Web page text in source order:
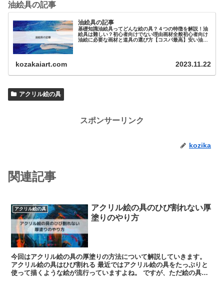
油絵具の記事
油絵具の記事
基礎知識油絵具ってどんな絵の具？４つの特徴を解説！油
絵具は難しい？初心者向けでない理由画材全般初心者向け
油絵に必要な画材と道具の選び方【コスパ最高】安い油絵
kozakaiart.com 2023.11.22
アクリル絵の具
スポンサーリンク
kozika
関連記事
アクリル絵の具
アクリル絵の具のひび割れない厚
塗りのやり方
今回はアクリル絵の具の厚塗りの方法について解説していきます。
アクリル絵の具はひび割れる 最近ではアクリル絵の具をたっぷりと
使って描くような絵が流行っていますよね。 ですが、ただ絵の具だ